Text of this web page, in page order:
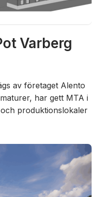
Varberg
av företaget Alento
har gett MTA i
produktionslokaler